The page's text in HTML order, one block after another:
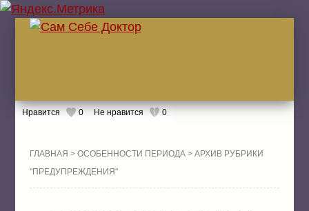
Нравится 0 Не нравится 0
ГЛАВНАЯ > ОСОБЕННОСТИ ПЕРИОДА> АРХИВ РУБРИКИ
"ПРЕДУПРЕЖДЕНИЯ"